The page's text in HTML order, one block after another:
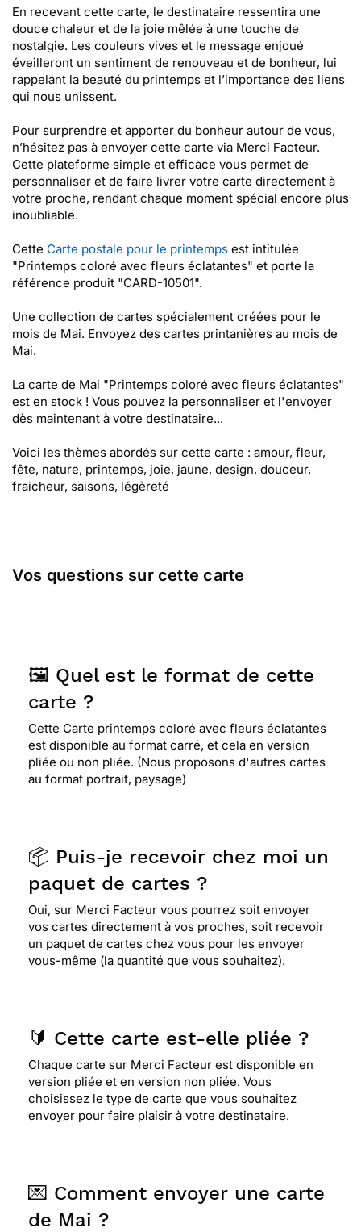
En recevant cette carte, le destinataire ressentira une
douce chaleur et de la joie mêlée à une touche de
nostalgie. Les couleurs vives et le message enjoué
éveilleront un sentiment de renouveau et de bonheur, lui
rappelant la beauté du printemps et l’importance des liens
qui nous unissent.
Pour surprendre et apporter du bonheur autour de vous,
n’hésitez pas à envoyer cette carte via Merci Facteur.
Cette plateforme simple et efficace vous permet de
personnaliser et de faire livrer votre carte directement à
votre proche, rendant chaque moment spécial encore plus
inoubliable.
Cette Carte postale pour le printemps est intitulée
"Printemps coloré avec fleurs éclatantes" et porte la
référence produit "CARD-10501".
Une collection de cartes spécialement créées pour le
mois de Mai. Envoyez des cartes printanières au mois de
Mai.
La carte de Mai "Printemps coloré avec fleurs éclatantes"
est en stock ! Vous pouvez la personnaliser et l'envoyer
dès maintenant à votre destinataire...
Voici les thèmes abordés sur cette carte : amour, fleur,
fête, nature, printemps, joie, jaune, design, douceur,
fraicheur, saisons, légèreté
Vos questions sur cette carte
🖼️ Quel est le format de cette
carte ?
Cette Carte printemps coloré avec fleurs éclatantes
est disponible au format carré, et cela en version
pliée ou non pliée. (Nous proposons d'autres cartes
au format portrait, paysage)
📦 Puis-je recevoir chez moi un
paquet de cartes ?
Oui, sur Merci Facteur vous pourrez soit envoyer
vos cartes directement à vos proches, soit recevoir
un paquet de cartes chez vous pour les envoyer
vous-même (la quantité que vous souhaitez).
🔰 Cette carte est-elle pliée ?
Chaque carte sur Merci Facteur est disponible en
version pliée et en version non pliée. Vous
choisissez le type de carte que vous souhaitez
envoyer pour faire plaisir à votre destinataire.
💌 Comment envoyer une carte
de Mai ?